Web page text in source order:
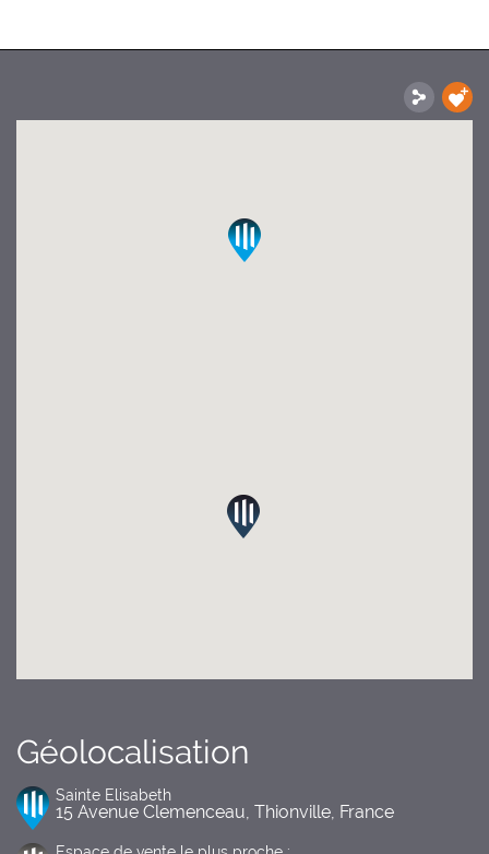
Géolocalisation
Sainte Elisabeth
15 Avenue Clemenceau, Thionville, France